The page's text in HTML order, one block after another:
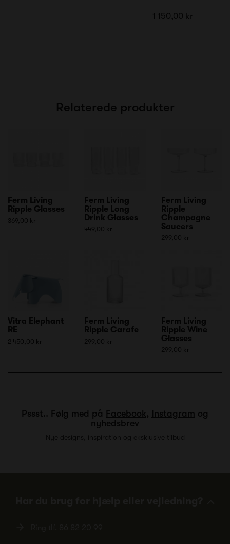
1 150,00 kr
Relaterede produkter
Ferm Living
Ripple Glasses
369,00 kr
Ferm Living
Ripple Long
Drink Glasses
449,00 kr
Ferm Living
Ripple
Champagne
Saucers
299,00 kr
Vitra Elephant
RE
2 450,00 kr
Ferm Living
Ripple Carafe
299,00 kr
Ferm Living
Ripple Wine
Glasses
299,00 kr
Pssst.. Følg med på Facebook, Instagram og
nyhedsbrev
Nye designs, inspiration og eksklusive tilbud